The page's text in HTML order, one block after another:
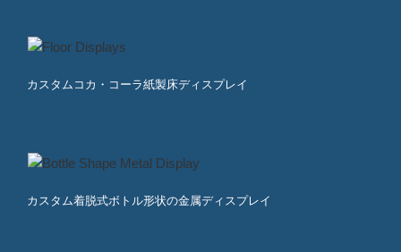
カスタムコカ・コーラ紙製床ディスプレイ
カスタム着脱式ボトル形状の金属ディスプレイ